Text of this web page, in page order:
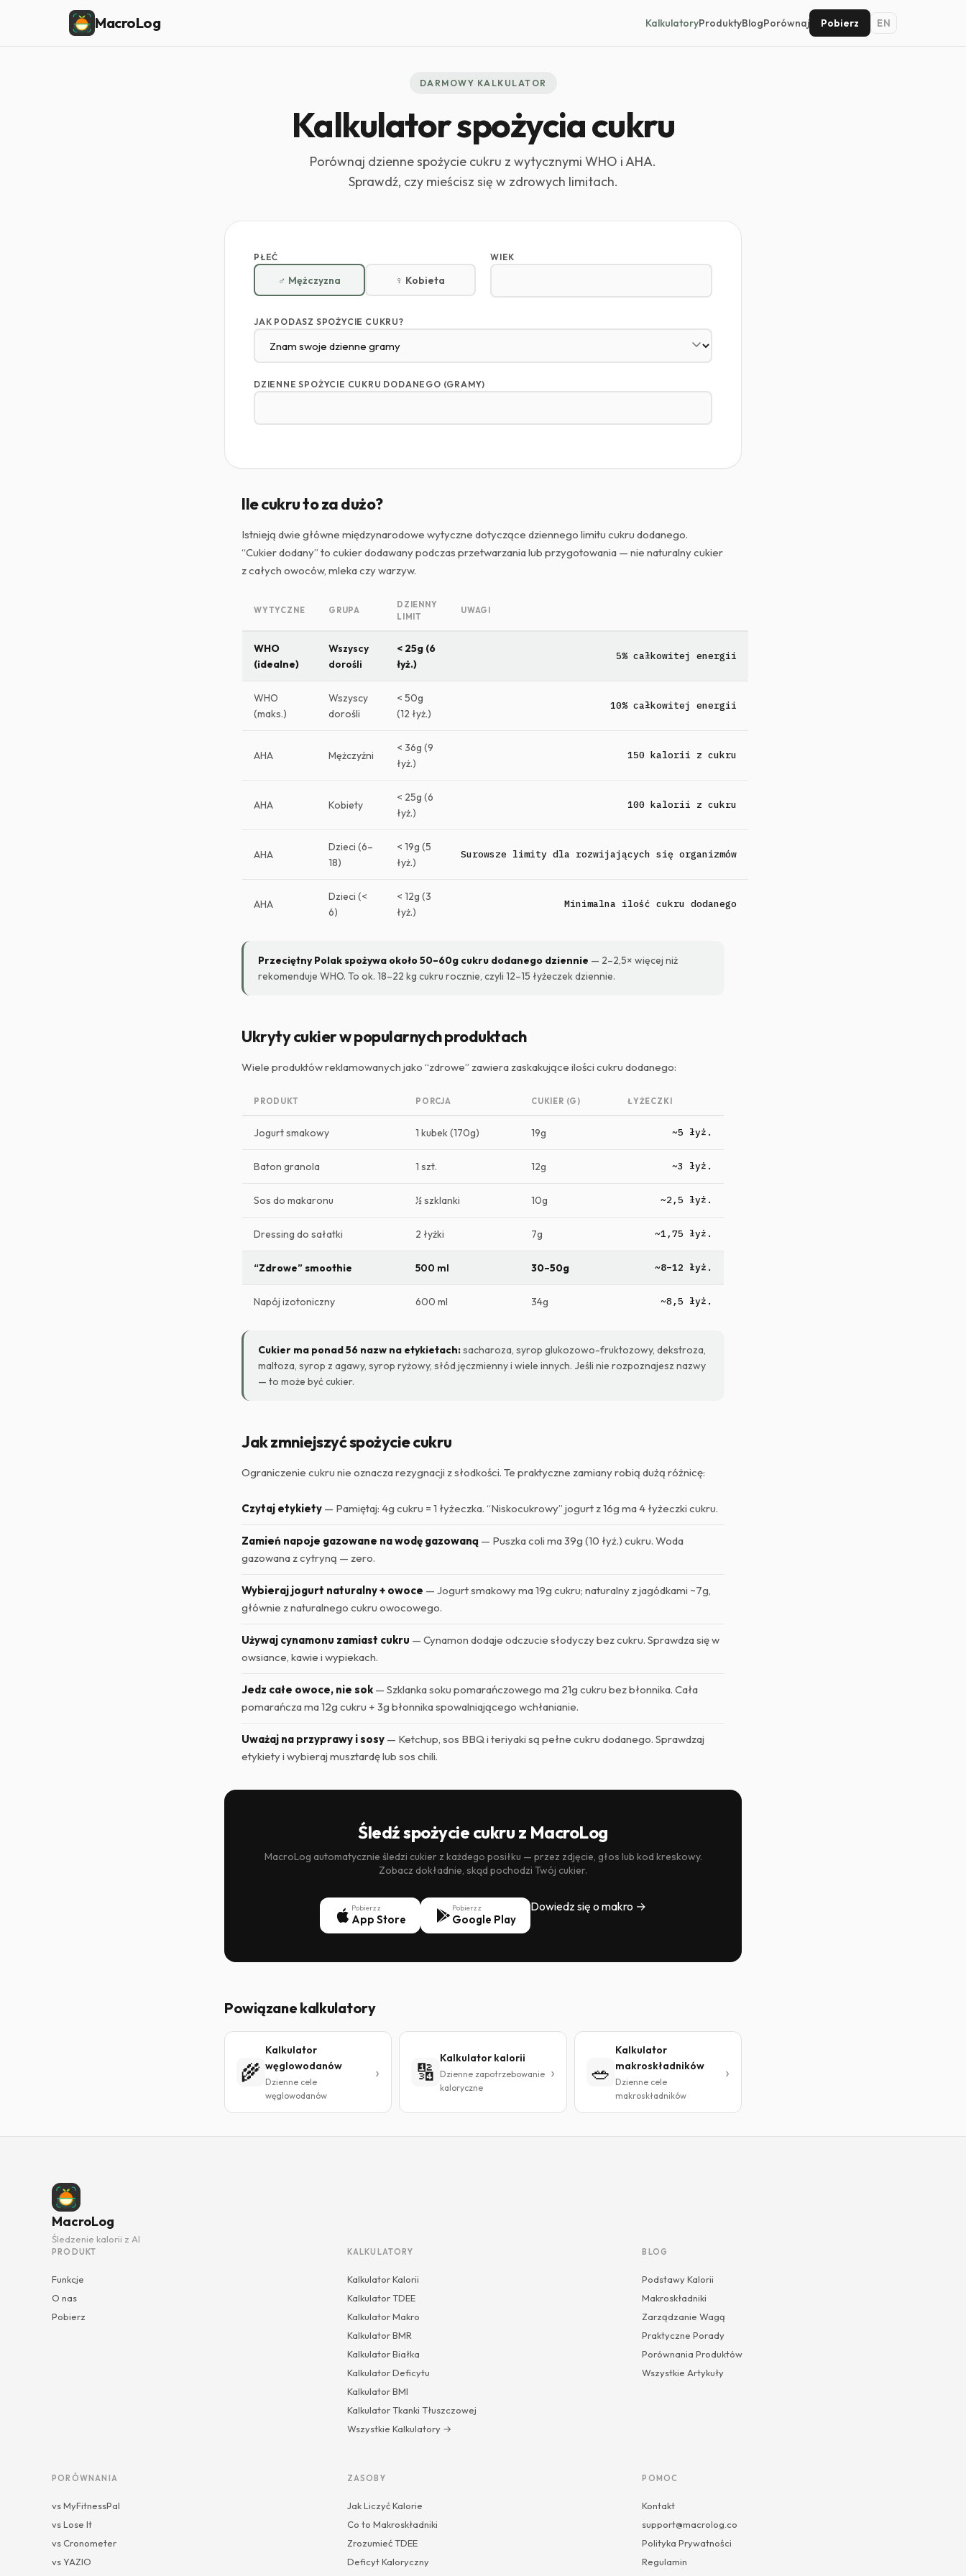
MacroLog KalkulatoryProduktyBlogPorównaj Pobierz EN
DARMOWY KALKULATOR
Kalkulator spożycia cukru
Porównaj dzienne spożycie cukru z wytycznymi WHO i AHA.
Sprawdź, czy mieścisz się w zdrowych limitach.
PŁEĆ
♂ Mężczyzna ♀ Kobieta
WIEK
JAK PODASZ SPOŻYCIE CUKRU?
DZIENNE SPOŻYCIE CUKRU DODANEGO (GRAMY)
Ile cukru to za dużo?
Istnieją dwie główne międzynarodowe wytyczne dotyczące dziennego limitu cukru dodanego.
“Cukier dodany” to cukier dodawany podczas przetwarzania lub przygotowania — nie naturalny cukier
z całych owoców, mleka czy warzyw.
WYTYCZNE GRUPA
DZIENNY
LIMIT
UWAGI
WHO
(idealne)
Wszyscy
dorośli
< 25g (6
łyż.)
5% całkowitej energii
WHO
(maks.)
Wszyscy
dorośli
< 50g
(12 łyż.)
10% całkowitej energii
AHA Mężczyźni
< 36g (9
łyż.)
150 kalorii z cukru
AHA Kobiety
< 25g (6
łyż.)
100 kalorii z cukru
AHA
Dzieci (6–
18)
< 19g (5
łyż.)
Surowsze limity dla rozwijających się organizmów
AHA
Dzieci (<
6)
< 12g (3
łyż.)
Minimalna ilość cukru dodanego
Przeciętny Polak spożywa około 50–60g cukru dodanego dziennie — 2–2,5× więcej niż
rekomenduje WHO. To ok. 18–22 kg cukru rocznie, czyli 12–15 łyżeczek dziennie.
Ukryty cukier w popularnych produktach
Wiele produktów reklamowanych jako “zdrowe” zawiera zaskakujące ilości cukru dodanego:
PRODUKT PORCJA CUKIER (G) ŁYŻECZKI
Jogurt smakowy 1 kubek (170g) 19g ~5 łyż.
Baton granola 1 szt. 12g ~3 łyż.
Sos do makaronu ½ szklanki 10g ~2,5 łyż.
Dressing do sałatki 2 łyżki 7g ~1,75 łyż.
“Zdrowe” smoothie 500 ml 30–50g ~8–12 łyż.
Napój izotoniczny 600 ml 34g ~8,5 łyż.
Cukier ma ponad 56 nazw na etykietach:sacharoza, syrop glukozowo-fruktozowy, dekstroza,
maltoza, syrop z agawy, syrop ryżowy, słód jęczmienny i wiele innych. Jeśli nie rozpoznajesz nazwy
— to może być cukier.
Jak zmniejszyć spożycie cukru
Ograniczenie cukru nie oznacza rezygnacji z słodkości. Te praktyczne zamiany robią dużą różnicę:
Czytaj etykiety — Pamiętaj: 4g cukru = 1 łyżeczka. “Niskocukrowy” jogurt z 16g ma 4 łyżeczki cukru.
Zamień napoje gazowane na wodę gazowaną — Puszka coli ma 39g (10 łyż.) cukru. Woda
gazowana z cytryną — zero.
Wybieraj jogurt naturalny + owoce — Jogurt smakowy ma 19g cukru; naturalny z jagódkami ~7g,
głównie z naturalnego cukru owocowego.
Używaj cynamonu zamiast cukru — Cynamon dodaje odczucie słodyczy bez cukru. Sprawdza się w
owsiance, kawie i wypiekach.
Jedz całe owoce, nie sok— Szklanka soku pomarańczowego ma 21g cukru bez błonnika. Cała
pomarańcza ma 12g cukru + 3g błonnika spowalniającego wchłanianie.
Uważaj na przyprawy i sosy — Ketchup, sos BBQ i teriyaki są pełne cukru dodanego. Sprawdzaj
etykiety i wybieraj musztardę lub sos chili.
Śledź spożycie cukru z MacroLog
MacroLog automatycznie śledzi cukier z każdego posiłku — przez zdjęcie, głos lub kod kreskowy.
Zobacz dokładnie, skąd pochodzi Twój cukier.
Pobierz z
App Store
Pobierz z
Google Play
Dowiedz się o makro →
Powiązane kalkulatory
🌾
Kalkulator
węglowodanów
Dzienne cele
węglowodanów
🔢
Kalkulator kalorii
Dzienne zapotrzebowanie
kaloryczne
🥗
Kalkulator
makroskładników
Dzienne cele
makroskładników
MacroLog
Śledzenie kalorii z AI
PRODUKT
Funkcje
O nas
Pobierz
KALKULATORY
Kalkulator Kalorii
Kalkulator TDEE
Kalkulator Makro
Kalkulator BMR
Kalkulator Białka
Kalkulator Deficytu
Kalkulator BMI
Kalkulator Tkanki Tłuszczowej
Wszystkie Kalkulatory →
BLOG
Podstawy Kalorii
Makroskładniki
Zarządzanie Wagą
Praktyczne Porady
Porównania Produktów
Wszystkie Artykuły
PORÓWNANIA
vs MyFitnessPal
vs Lose It
vs Cronometer
vs YAZIO
ZASOBY
Jak Liczyć Kalorie
Co to Makroskładniki
Zrozumieć TDEE
Deficyt Kaloryczny
POMOC
Kontakt
support@macrolog.co
Polityka Prywatności
Regulamin